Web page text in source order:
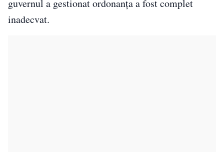
guvernul a gestionat ordonanța a fost complet
inadecvat.